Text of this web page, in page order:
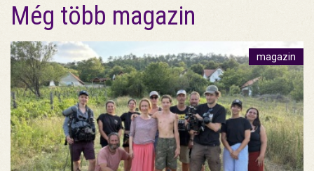
Még több magazin
magazin